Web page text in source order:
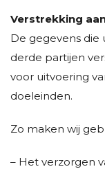
Verstrekking
De gegevens die
derde partijen
voor uitvoering
doeleinden.
Zo maken wij
– Het verzorgen